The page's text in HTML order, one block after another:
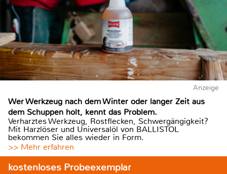
Anzeige
Wer Werkzeug nach dem Winter oder langer Zeit aus
dem Schuppen holt, kennt das Problem.
Verharztes Werkzeug, Rostflecken, Schwergängigkeit?
Mit Harzlöser und Universalöl von BALLISTOL
bekommen Sie alles wieder in Form.
>> Mehr erfahren
kostenloses Probeexemplar